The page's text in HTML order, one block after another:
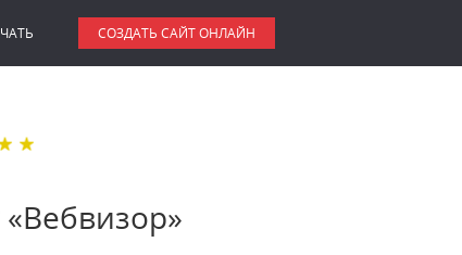
СОЗДАТЬ САЙТ ОНЛАЙН